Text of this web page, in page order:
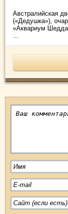
Австралийская
(«Дедушка»),
«Аквариум